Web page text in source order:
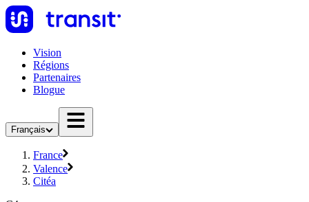
Vision
Régions
Partenaires
Blogue
Français
France
Valence
Citéa